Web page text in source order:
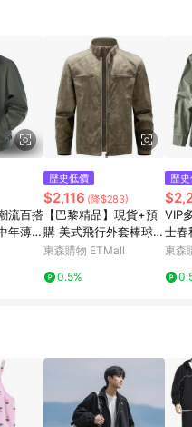
館商品。 4. 如取消訂
之最終發票金額計算，
單如有使用東森購物
森幣、樂透金、東森現金
森購物ETMall之結帳頁面
最高回饋點數」機制(特
訂單中同一商品不論件數
所設定的回饋機制為準。
資料更新會有時間差，
東森購物ETMall銷售網
點爭議，請務必於訂單
若超過180天(含)以上進
紅包僅限指定商品使
之適用商品與使用條件
流百搭
年薄款
歷史低價
$2,116 (降$283)
【巴黎精品】現貨+預
購 美式飛行外套棒球外
套立領薄外套秋冬夾克
外套a1lz44
東森購物 ETMall
0.5%
歷
VIP
士春
能外
東森